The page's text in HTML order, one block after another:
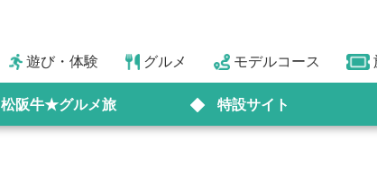
遊び・体験 グルメ モデルコース
松阪牛★グルメ旅 特設サイト